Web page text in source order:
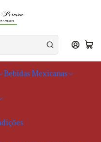
Bebidas Mexicanas
mexicanas
Reina de las Tortillas